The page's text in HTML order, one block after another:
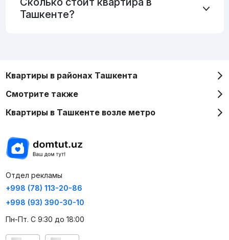
Ташкенте?
Квартиры в районах Ташкента
Смотрите также
Квартиры в Ташкенте возле метро
Отдел рекламы
+998 (78) 113-20-86
+998 (93) 390-30-10
Пн-Пт. С 9:30 до 18:00